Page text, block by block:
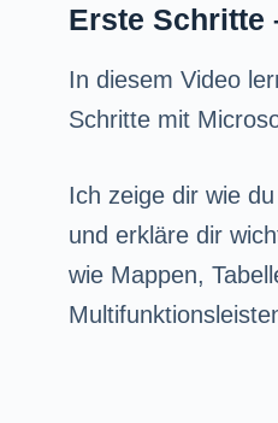
Erste Schritte
In diesem Video
Schritte mit
Ich zeige dir wie
und erkläre dir
wie Mappen,